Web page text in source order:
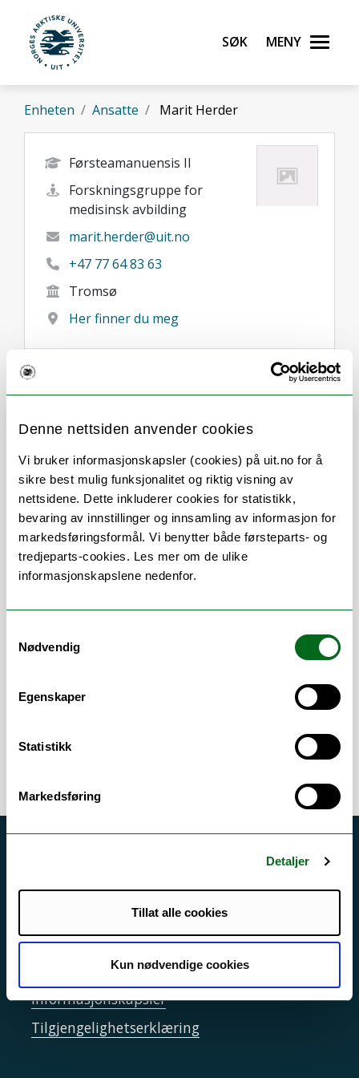
Denne nettsiden anvender cookies
Vi bruker informasjonskapsler (cookies) på uit.no for å
sikre best mulig funksjonalitet og riktig visning av
nettsidene. Dette inkluderer cookies for statistikk,
bevaring av innstillinger og innsamling av informasjon for
markedsføringsformål. Vi benytter både førsteparts- og
tredjeparts-cookies. Les mer om de ulike
informasjonskapslene nedenfor.
Nødvendig
Egenskaper
Statistikk
Markedsføring
Detaljer
Tillat alle cookies
Kun nødvendige cookies
Gå til hovedinnhold
UiT Norges arktiske universitet
Søk Meny
Enheten Ansatte Marit Herder
Førsteamanuensis II
Forskningsgruppe for
medisinsk avbilding
marit.herder@uit.no
+47 77 64 83 63
Tromsø
Her finner du meg
Om
Forskning og undervisning
Publikasjoner
Her finner du meg
Stillingsbeskrivelse
atherosklerose i halskar. Tromsø-
undersøkelsen 1994-2008.
Universitetslektor knyttet til
Driftsmeldinger
Personvern ved UiT
Sikkerhet, beredskap og personvern
Informasjonskapsler
Tilgjengelighetserklæring